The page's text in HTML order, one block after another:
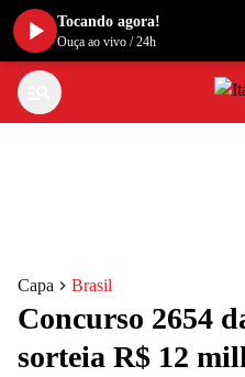
Capa Brasil
Concurso 2654
sorteia R$ 12
Tocando agora!
Ouça ao vivo /24h